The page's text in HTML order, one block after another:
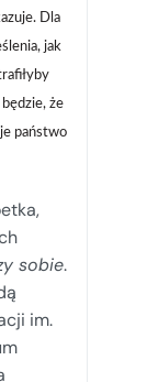
Dla
jak
że
państwo
sobie.
im.